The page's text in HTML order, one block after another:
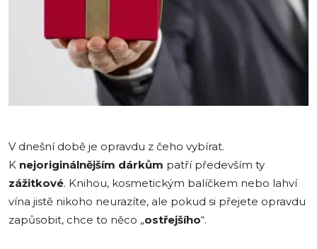
V dnešní době je opravdu z čeho vybírat.
K nejoriginálnějším dárkům patří především ty
zážitkové. Knihou, kosmetickým balíčkem nebo lahví
vína jistě nikoho neurazíte, ale pokud si přejete opravdu
zapůsobit, chce to něco „ostřejšího“.